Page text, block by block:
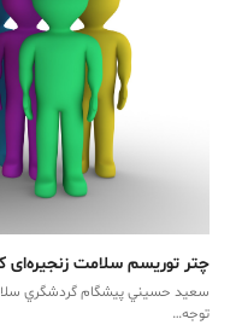
چتر توریسم سلامت زنجیره‌ای
‬توجه…